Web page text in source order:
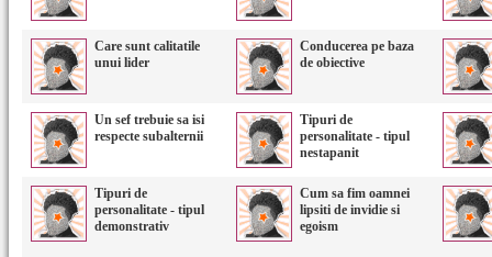
Care sunt calitatile
unui lider
Conducerea pe baza
de obiective
Un sef trebuie sa isi
respecte subalternii
Tipuri de
personalitate - tipul
nestapanit
Tipuri de
personalitate - tipul
demonstrativ
Cum sa fim oamnei
lipsiti de invidie si
egoism